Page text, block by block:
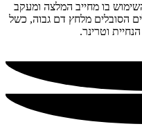
השימוש בו מחייב המלצה ומעקב
הסובלים מלחץ דם גבוה, כשל
וטרינר.